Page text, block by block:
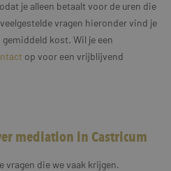
je alleen betaalt voor de uren die
vragen hieronder vind je
kost. Wil je een
op voor een vrijblijvend
mediation in Castricum
vragen die we vaak krijgen.